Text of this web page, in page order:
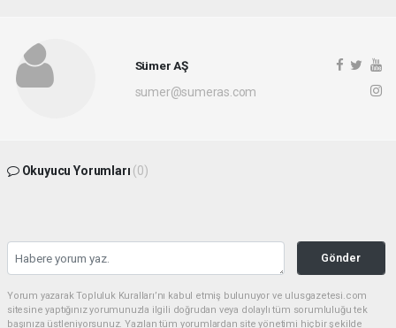
Sümer AŞ
sumer@sumeras.com
Okuyucu Yorumları (0)
Gönder
Yorum yazarak Topluluk Kuralları’nı kabul etmiş bulunuyor ve ulusgazetesi.com
sitesine yaptığınız yorumunuzla ilgili doğrudan veya dolaylı tüm sorumluluğu tek
başınıza üstleniyorsunuz. Yazılan tüm yorumlardan site yönetimi hiçbir şekilde